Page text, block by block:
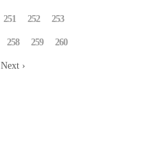
251 252 253
258 259 260
Next ›